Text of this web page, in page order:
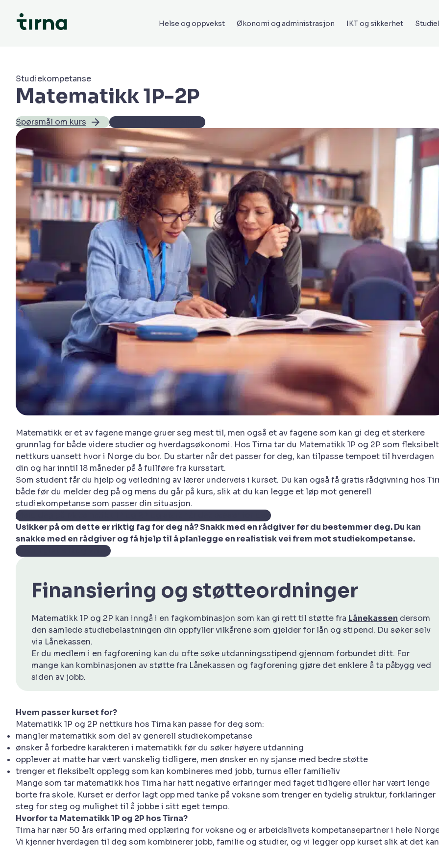
Helse og oppvekst Økonomi og administrasjon IKT og sikkerhet
Studiekompetanse
Matematikk 1P-2P
Spørsmål om kurs Spørsmål om påmelding
Matematikk er et av fagene mange gruer seg mest til, men også et av fagene som kan gi deg et sterkere
grunnlag for både videre studier og hverdagsøkonomi. Hos Tirna tar du Matematikk 1P og 2P som fleksibelt
nettkurs uansett hvor i Norge du bor. Du starter når det passer for deg, kan tilpasse tempoet til hverdagen
din og har inntil 18 måneder på å fullføre fra kursstart.
Som student får du hjelp og veiledning av lærer underveis i kurset. Du kan også få gratis rådgivning hos
både før du melder deg på og mens du går på kurs, slik at du kan legge et løp mot generell
studiekompetanse som passer din situasjon.
Meld deg på Matematikk 1P og 2P og start når det passer for deg
Usikker på om dette er riktig fag for deg nå? Snakk med en rådgiver før du bestemmer deg. Du kan
snakke med en rådgiver og få hjelp til å planlegge en realistisk vei frem mot studiekompetanse.
Bestill gratis rådgivning
Finansiering og støtteordninger
Matematikk 1P og 2P kan inngå i en fagkombinasjon som kan gi rett til støtte fra Lånekassen dersom
den samlede studiebelastningen din oppfyller vilkårene som gjelder for lån og stipend. Du søker selv
via Lånekassen.
Er du medlem i en fagforening kan du ofte søke utdanningsstipend gjennom forbundet ditt. For
mange kan kombinasjonen av støtte fra Lånekassen og fagforening gjøre det enklere å ta påbygg ved
siden av jobb.
Hvem passer kurset for?
Matematikk 1P og 2P nettkurs hos Tirna kan passe for deg som:
mangler matematikk som del av generell studiekompetanse
ønsker å forbedre karakteren i matematikk før du søker høyere utdanning
opplever at matte har vært vanskelig tidligere, men ønsker en ny sjanse med bedre støtte
trenger et fleksibelt opplegg som kan kombineres med jobb, turnus eller familieliv
Mange som tar matematikk hos Tirna har hatt negative erfaringer med faget tidligere eller har vært lenge
borte fra skole. Kurset er derfor lagt opp med tanke på voksne som trenger en tydelig struktur, forklaringer
steg for steg og mulighet til å jobbe i sitt eget tempo.
Hvorfor ta Matematikk 1P og 2P hos Tirna?
Tirna har nær 50 års erfaring med opplæring for voksne og er arbeidslivets kompetansepartner i hele
Vi kjenner hverdagen til deg som kombinerer jobb, familie og studier, og vi legger opp kurset slik at det kan